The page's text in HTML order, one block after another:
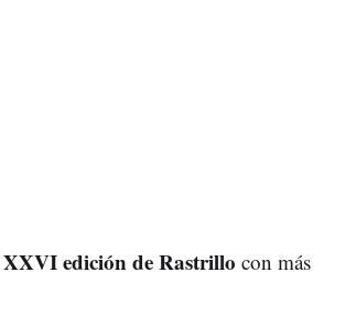
XXVI edición de Rastrillo con más